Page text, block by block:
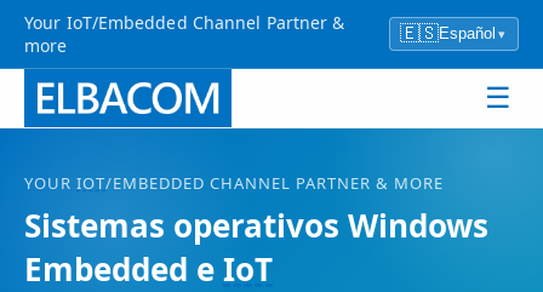
Your IoT/Embedded Channel Partner &
more
🇪🇸Español ▾
☰
YOUR IOT/EMBEDDED CHANNEL PARTNER & MORE
Sistemas operativos Windows
Embedded eIoT